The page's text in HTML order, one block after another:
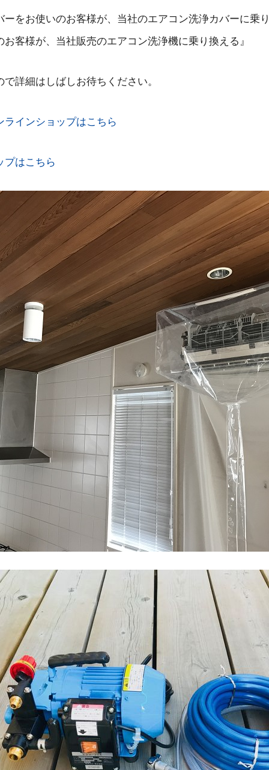
をお使いのお客様が、当社のエアコン洗浄カバーに乗
客様が、当社販売のエアコン洗浄機に乗り換える』
詳細はしばしお待ちください。
インショップはこちら
プはこちら